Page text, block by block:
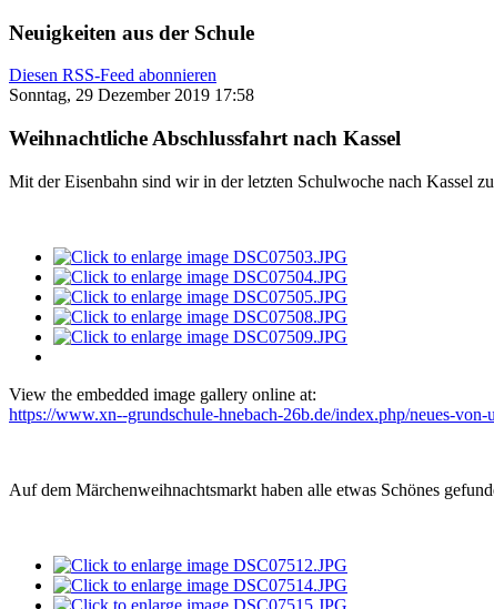
Neuigkeiten aus der Schule
Diesen RSS-Feed abonnieren
Sonntag, 29 Dezember 2019 17:58
Weihnachtliche Abschlussfahrt nach Kassel
Mit der Eisenbahn sind wir in der letzten Schulwoche nach Kassel
View the embedded image gallery online at:
https://www.xn--grundschule-hnebach-26b.de/index.php/neues-
Auf dem Märchenweihnachtsmarkt haben alle etwas Schönes